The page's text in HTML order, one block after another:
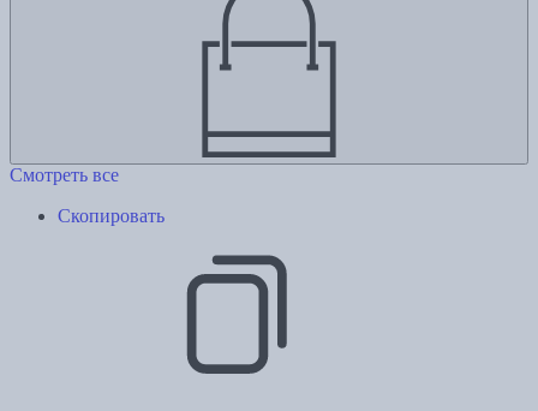
Смотреть все
Скопировать